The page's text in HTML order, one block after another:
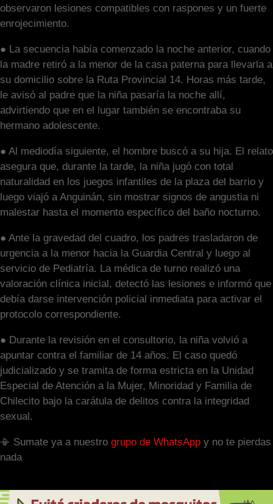
observaron lesiones compatibles con raspones y un fuerte
enrojecimiento.
● La secuencia había comenzado la noche anterior, cuando
la madre retiró a la menor de la casa paterna para llevarla a
su domicilio sobre la Ruta Provincial 14. Horas más tarde,
le avisó al padre que la niña pasaría la noche allí,
advirtiendo que en el lugar también se encontraba su
hermano adolescente.
● Al mediodía siguiente, el hombre buscó a su hija. El relato
asegura que, durante la tarde, la niña jugó con total
naturalidad en los juegos infantiles de la plaza del barrio y
luego viajó a Anguinán, sin mostrar signos de angustia ni
malestar hasta el momento específico del baño nocturno.
● Ante la gravedad del cuadro, los padres trasladaron de
urgencia a la menor hacia la Guardia Central y luego al
servicio de Pediatría. La médica de turno realizó una
valoración clínica inicial, detectó las lesiones e informó que
debía darse intervención policial inmediata para activar el
protocolo correspondiente.
● Durante la revisión en el consultorio, la niña volvió a
apuntar contra el familiar de 14 años. El caso quedó
judicializado y se tramita de forma estricta en la Unidad
Especial de Atención a la Mujer, Minoridad y Familia de
Chilecito bajo la carátula de delitos contra la integridad
sexual.
📳 Sumate ya a nuestro grupo de WhatsApp y no te pierdas
nada